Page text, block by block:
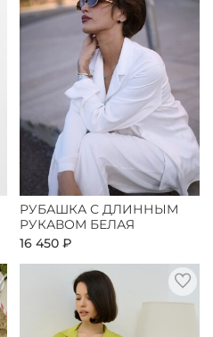
РУБАШКА С ДЛИННЫМ
РУКАВОМ БЕЛАЯ
16 450 ₽